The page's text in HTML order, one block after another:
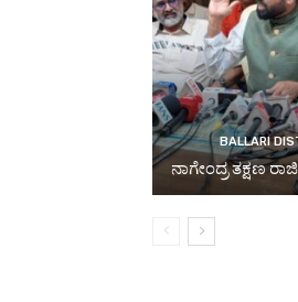
BALLARI
ನಾಗೇಂದ್ರ ತಕ್ಷಣ